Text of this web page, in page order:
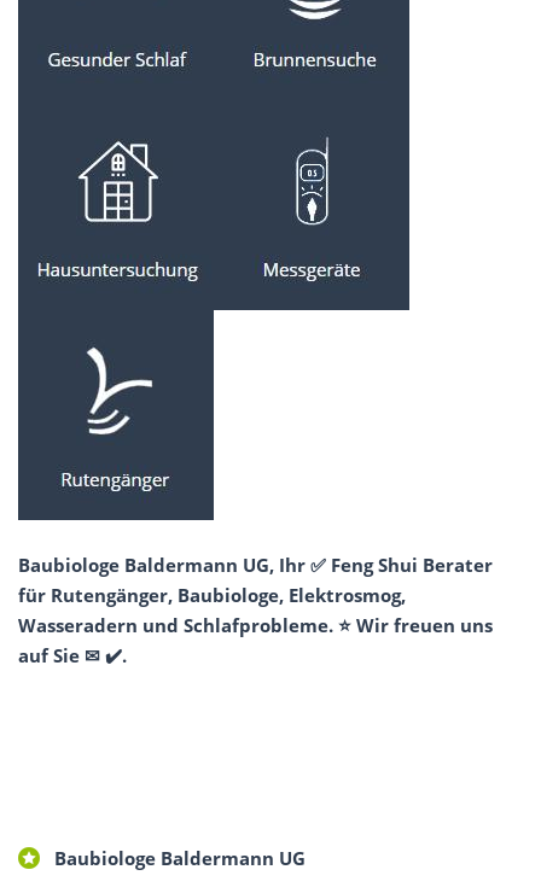
Baubiologe Baldermann UG, Ihr ✅ Feng Shui Berater
für Rutengänger, Baubiologe, Elektrosmog,
Wasseradern und Schlafprobleme. ⭐ Wir freuen uns
auf Sie ✉ ✔️.
Baubiologe Baldermann UG